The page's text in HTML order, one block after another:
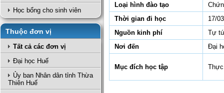
Học bổng cho sinh viên
Thuộc đơn vị
Tất cả các đơn vị
Đại học Huế
Ủy ban Nhân dân tỉnh Thừa
Thiên Huế
Loại hình đào tạo
Thời gian đi học
17/
Nguồn kinh phí
Tự
Nơi đến
Đại
Mục đích học tập Thực